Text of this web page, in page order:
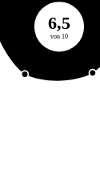
6,5
von 10